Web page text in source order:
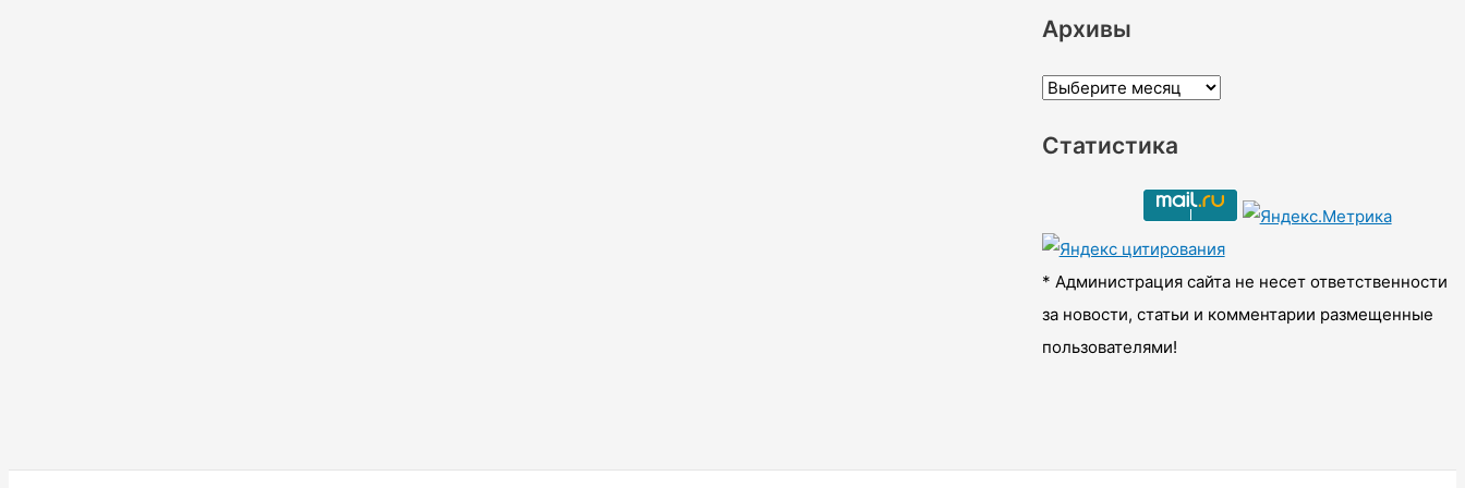
Архивы
А
х
ы
Статистика
* Администрация сайта не несет ответственности
за новости, статьи и комментарии размещенные
пользователями!